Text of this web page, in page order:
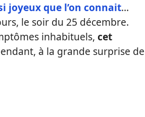
joyeux que l’on connait…
le soir du 25 décembre.
inhabituels, cet
à la grande surprise